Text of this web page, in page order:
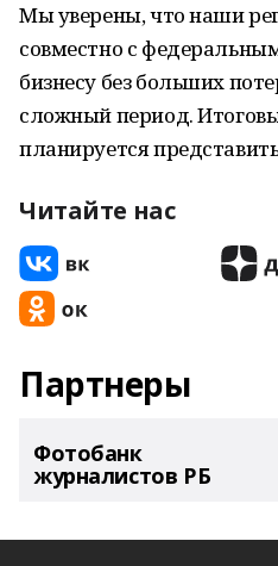
Мы уверены, что наши
совместно с
бизнесу без больших
сложный период.
планируется
Читайте нас
Партнеры
Фотобанк
журналистов РБ